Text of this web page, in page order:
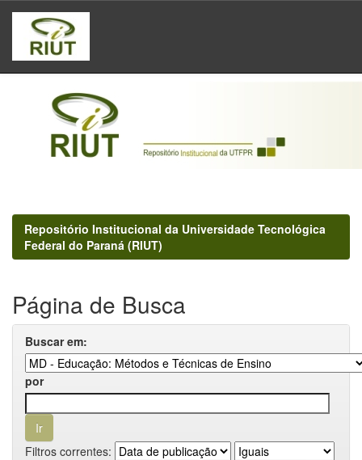
Skip
navigation
Repositório Institucional da Universidade Tecnológica
Federal do Paraná (RIUT)
Página de Busca
Buscar em:
por
Filtros correntes: